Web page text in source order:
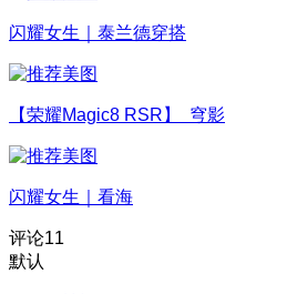
闪耀女生｜泰兰德穿搭
【荣耀Magic8 RSR】 穹影
闪耀女生｜看海
评论11
默认